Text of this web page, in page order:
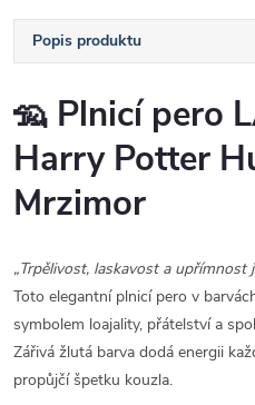
Popis produktu
🦡 Plnicí pero
Harry Potter
Mrzimor
„Trpělivost, laskavost a upřímnost
Toto elegantní plnicí pero v
symbolem loajality, přátelství a
Zářivá žlutá barva dodá energii
propůjčí špetku kouzla.